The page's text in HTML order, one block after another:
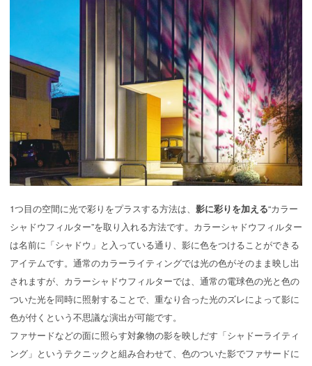
1つ目の空間に光で彩りをプラスする方法は、 影に彩りを加える“カラー
シャドウフィルター”を取り入れる方法です。カラーシャドウフィルター
は名前に「シャドウ」と入っている通り、影に色をつけることができる
アイテムです。通常のカラーライティングでは光の色がそのまま映し出
されますが、カラーシャドウフィルターでは、通常の電球色の光と色の
ついた光を同時に照射することで、重なり合った光のズレによって影に
色が付くという不思議な演出が可能です。
ファサードなどの面に照らす対象物の影を映しだす「シャドーライティ
ング」というテクニックと組み合わせて、色のついた影でファサードに